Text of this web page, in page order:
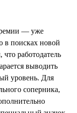
— уже
в поисках новой
работодатель
выводить
уровень. Для
соперника,